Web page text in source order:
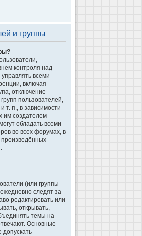
и группы
контроля над
всеми
включая
отключение
пользователей,
т. п., в зависимости
им создателем
обладать всеми
во всех форумах, в
произведённых
(или группы
следят за
редактировать или
открывать,
темы на
Основные